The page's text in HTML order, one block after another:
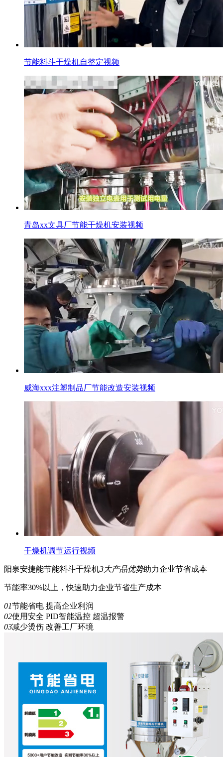
节能料斗干燥机自整定视频
青岛xx文具厂节能干燥机安装视频
威海xxx注塑制品厂节能改造安装视频
干燥机调节运行视频
阳泉安捷能节能料斗干燥机3大产品优势助力企业节省成本
节能率30%以上，快速助力企业节省生产成本
01节能省电 提高企业利润
02使用安全 PID智能温控 超温报警
03减少烫伤 改善工厂环境